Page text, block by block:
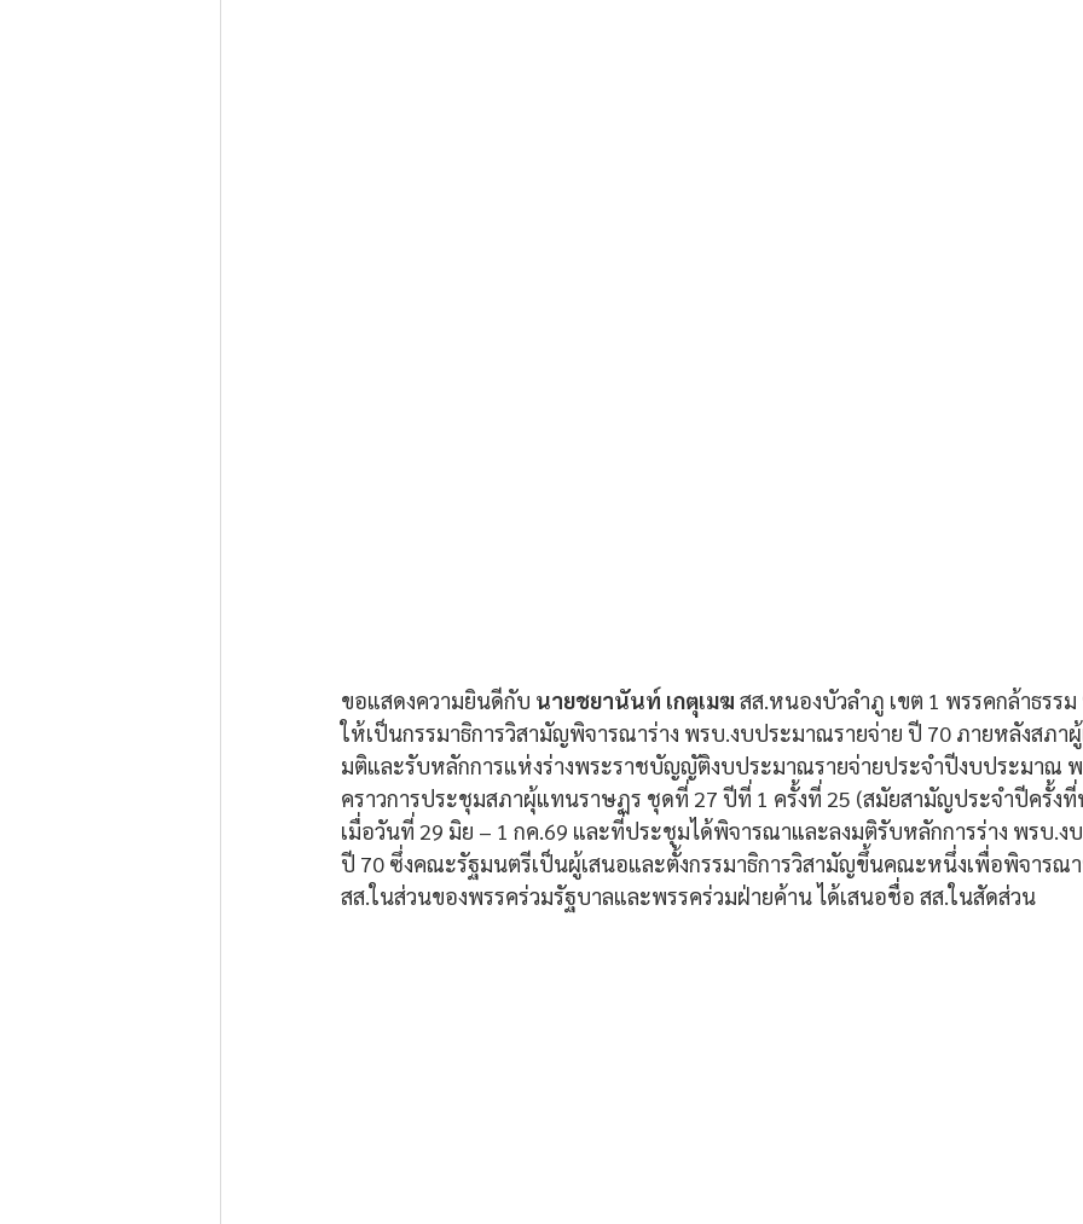
ขอแสดงความยินดีกับ นายชยานันท์ เกตุเมฆ สส.หนองบัวลำภู เขต 1 พรรคกล้าธรรม
ให้เป็นกรรมาธิการวิสามัญพิจารณาร่าง พรบ.งบประมาณรายจ่าย ปี 70 ภายหลังสภา
มติและรับหลักการแห่งร่างพระราชบัญญัติงบประมาณรายจ่ายประจำปีงบประมาณ พ
คราวการประชุมสภาผุ้แทนราษฏร ชุดที่ 27 ปีที่ 1 ครั้งที่ 25 (สมัยสามัญประจำปีครั้ง
เมื่อวันที่ 29 มิย – 1 กค.69 และที่ประชุมได้พิจารณาและลงมติรับหลักการร่าง พรบ.ง
ปี 70 ซึ่งคณะรัฐมนตรีเป็นผู้เสนอและตั้งกรรมาธิการวิสามัญขึ้นคณะหนึ่งเพื่อพิจารณ
สส.ในส่วนของพรรคร่วมรัฐบาลและพรรคร่วมฝ่ายค้าน ได้เสนอชื่อ สส.ในสัดส่วน